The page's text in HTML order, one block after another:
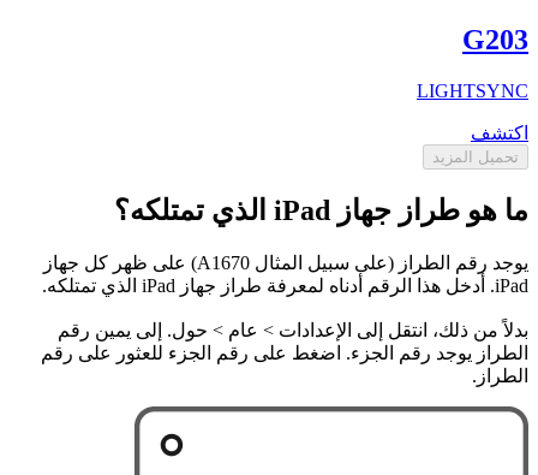
G203
LIGHTSYNC
اكتشف
تحميل المزيد
ما هو طراز جهاز iPad الذي تمتلكه؟
يوجد رقم الطراز (على سبيل المثال A1670) على ظهر كل جهاز
iPad. أدخل هذا الرقم أدناه لمعرفة طراز جهاز iPad الذي تمتلكه.
بدلاً من ذلك، انتقل إلى الإعدادات > عام > حول. إلى يمين رقم
الطراز يوجد رقم الجزء. اضغط على رقم الجزء للعثور على رقم
الطراز.